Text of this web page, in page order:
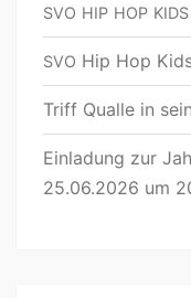
SVO HIP HOP KIDS
SVO Hip Hop
Triff Qualle in
Einladung zur
25.06.2026 um